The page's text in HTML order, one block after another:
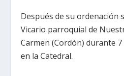
Después de su ordenación
Vicario parroquial de
Carmen (Cordón) durante
en la Catedral.